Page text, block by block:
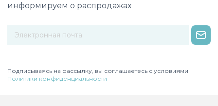
информируем о распродажах
Подписываясь на рассылку, вы соглашаетесь с условиями
Политики конфиденциальности